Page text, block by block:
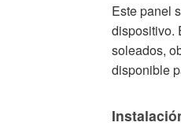
Este panel
dispositivo.
soleados,
disponible